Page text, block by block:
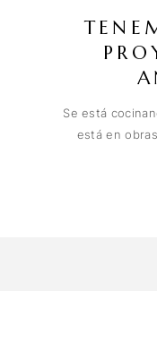
Se está
está en